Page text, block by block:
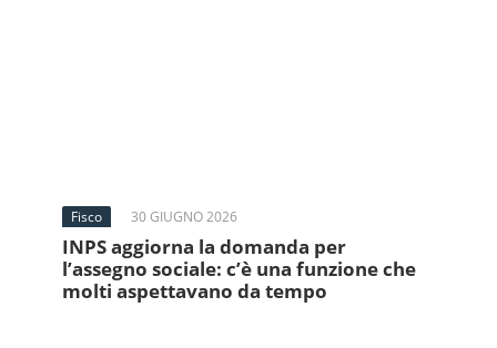
Fisco 30 GIUGNO 2026
INPS aggiorna la domanda per
l’assegno sociale: c’è una funzione che
molti aspettavano da tempo